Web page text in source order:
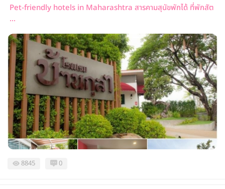
Pet-friendly hotels in Maharashtra สารคามสุนัขพักได้ ที่พักสัต
...
8845 0